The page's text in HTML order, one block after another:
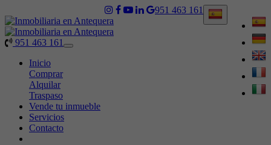
951 463 161
951 463 161
Toggle
Inicio
Comprar
Alquilar
Traspaso
Vende tu inmueble
Servicios
Contacto